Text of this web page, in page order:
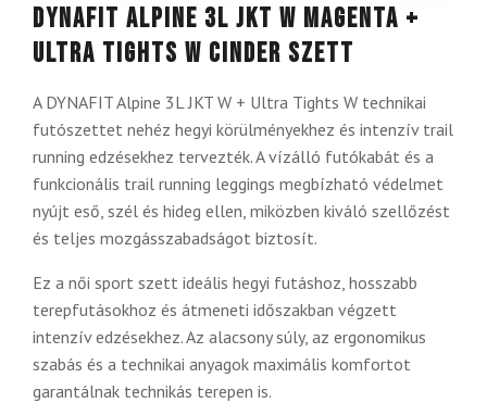
DYNAFIT Alpine 3L JKT W Magenta +
Ultra Tights W Cinder szett
A DYNAFIT Alpine 3L JKT W + Ultra Tights W technikai
futószettet nehéz hegyi körülményekhez és intenzív trail
running edzésekhez tervezték. A vízálló futókabát és a
funkcionális trail running leggings megbízható védelmet
nyújt eső, szél és hideg ellen, miközben kiváló szellőzést
és teljes mozgásszabadságot biztosít.
Ez a női sport szett ideális hegyi futáshoz, hosszabb
terepfutásokhoz és átmeneti időszakban végzett
intenzív edzésekhez. Az alacsony súly, az ergonomikus
szabás és a technikai anyagok maximális komfortot
garantálnak technikás terepen is.